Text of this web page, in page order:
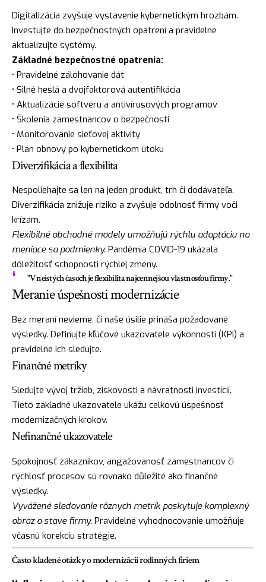
Digitalizácia zvyšuje vystavenie kybernetickým hrozbám.
Investujte do bezpečnostných opatrení a pravidelne
aktualizujte systémy.
Základné bezpečnostné opatrenia:
• Pravidelné zálohovanie dát
• Silné heslá a dvojfaktorová autentifikácia
• Aktualizácie softvéru a antivírusových programov
• Školenia zamestnancov o bezpečnosti
• Monitorovanie sieťovej aktivity
• Plán obnovy po kybernetickom útoku
Diverzifikácia a flexibilita
Nespoliehajte sa len na jeden produkt, trh či dodávateľa.
Diverzifikácia znižuje riziko a zvyšuje odolnosť firmy voči
krízam.
Flexibilné obchodné modely umožňujú rýchlu adaptáciu na
meniace sa podmienky. Pandémia COVID-19 ukázala
dôležitosť schopnosti rýchlej zmeny.
"V neistých časoch je flexibilita najcennejšou vlastnosťou firmy."
Meranie úspešnosti modernizácie
Bez meraní nevieme, či naše úsilie prináša požadované
výsledky. Definujte kľúčové ukazovatele výkonnosti (KPI) a
pravidelne ich sledujte.
Finančné metriky
Sledujte vývoj tržieb, ziskovosti a návratnosti investícií.
Tieto základné ukazovatele ukážu celkovú úspešnosť
modernizačných krokov.
Nefinančné ukazovatele
Spokojnosť zákazníkov, angažovanosť zamestnancov či
rýchlosť procesov sú rovnako důležité ako finančné
výsledky.
Vyvážené sledovanie rôznych metrík poskytuje komplexný
obraz o stave firmy. Pravidelné vyhodnocovanie umožňuje
včasnú korekciu stratégie.
Často kladené otázky o modernizácii rodinných firiem